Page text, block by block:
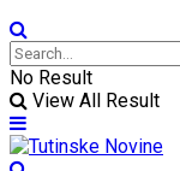
No Result
View All Result